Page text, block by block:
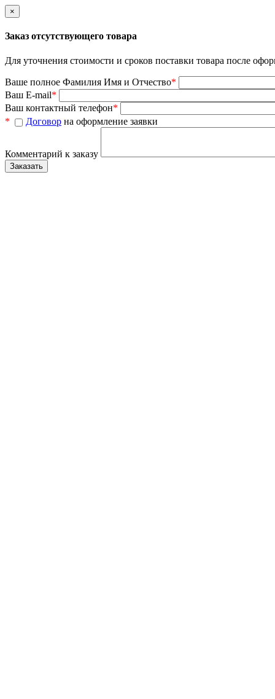
×
Заказ отсутствующего товара
Для уточнения стоимости и сроков поставки товара после
Ваше полное Фамилия Имя и Отчество*
Ваш E-mail*
Ваш контактный телефон*
*
Договор на оформление заявки
Комментарий к заказу